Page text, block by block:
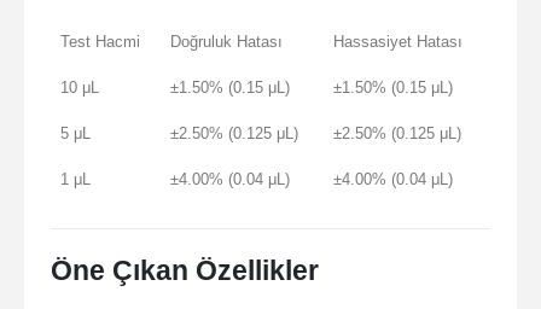
Test Hacmi Doğruluk Hatası Hassasiyet Hatası
10 μL ±1.50% (0.15 μL) ±1.50% (0.15 μL)
5 μL ±2.50% (0.125 μL) ±2.50% (0.125 μL)
1 μL ±4.00% (0.04 μL) ±4.00% (0.04 μL)
Öne Çıkan Özellikler